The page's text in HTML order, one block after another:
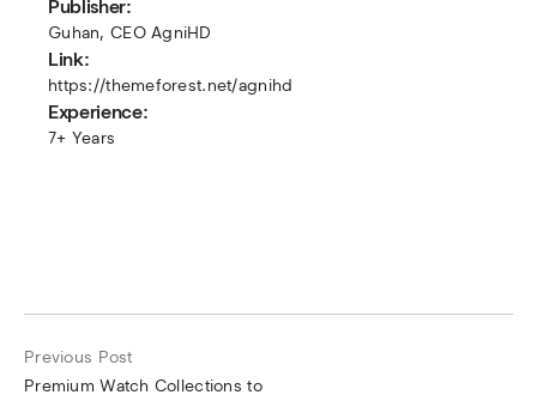
Publisher:
Guhan, CEO AgniHD
Link:
https://themeforest.net/agnihd
Experience:
7+ Years
Previous Post
Premium Watch Collections to